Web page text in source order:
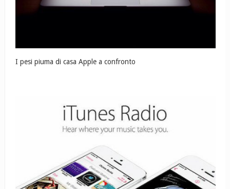
I pesi piuma di casa Apple a confronto